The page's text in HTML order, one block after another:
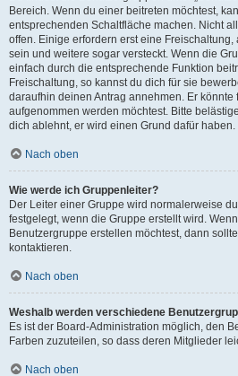
Bereich. Wenn du einer beitreten möchtest,
entsprechenden Schaltfläche machen. Nicht
offen. Einige erfordern erst eine
sein und weitere sogar versteckt. Wenn die
einfach durch die entsprechende Funktion
Freischaltung, so kannst du dich für sie
daraufhin deinen Antrag annehmen. Er
aufgenommen werden möchtest. Bitte
dich ablehnt, er wird einen Grund dafür haben.
Nach oben
Wie werde ich Gruppenleiter?
Der Leiter einer Gruppe wird normalerweise
festgelegt, wenn die Gruppe erstellt wird.
Benutzergruppe erstellen möchtest, dann
kontaktieren.
Nach oben
Weshalb werden verschiedene
Es ist der Board-Administration möglich, den
Farben zuzuteilen, so dass deren Mitglieder
Nach oben